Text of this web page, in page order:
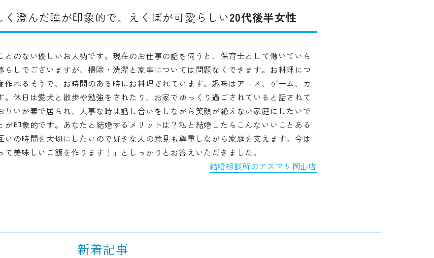
く澄んだ瞳が印象的で、えくぼが可愛らしい20代後半女性
とのない優しいお人柄です。現在のお仕事の話を伺うと、保育士として働いていら
らしでございますが、掃除・洗濯と家事については問題なくできます。お料理につ
作れるそうで、お時間のある時にお料理されています。趣味はアニメ、ゲーム、カ
。休日は愛犬と散歩や勉強をされたり、お家でゆっくり過ごされていると話されて
互いが素で居られ、大事な時は話し合いをしながら笑顔が絶えない家庭にしたいで
が印象的です。あなたと結婚するメリットは？私と結婚したらこんないいことある
いの時間を大切にしたいので好きな人の意見も尊重しながら家庭を支えます。今は
美味しいご飯を作ります！」としっかりとお答えいただきました。
結婚相談所のアスマリ岡山店
新着記事